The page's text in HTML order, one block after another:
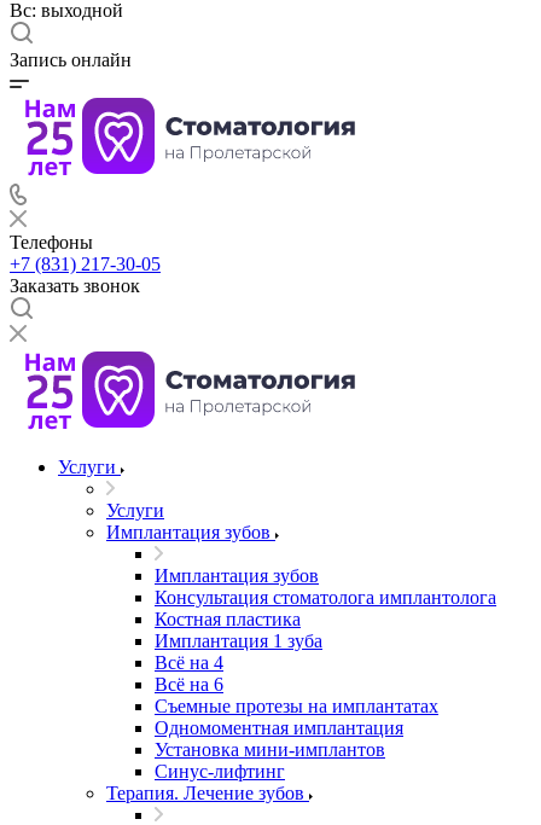
Вс: выходной
Запись онлайн
Телефоны
+7 (831) 217-30-05
Заказать звонок
Услуги
Услуги
Имплантация зубов
Имплантация зубов
Консультация стоматолога имплантолога
Костная пластика
Имплантация 1 зуба
Всё на 4
Всё на 6
Съемные протезы на имплантатах
Одномоментная имплантация
Установка мини-имплантов
Синус-лифтинг
Терапия. Лечение зубов